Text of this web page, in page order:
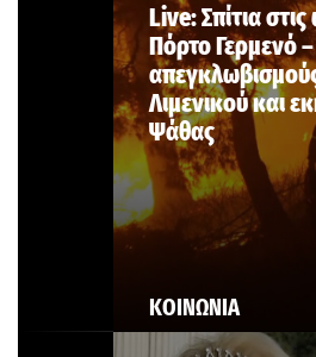
ΚΟΙΝΩΝΙΑ
Live: Σπίτια
Πόρτο Γερμενό
Λιμενικού και
Ψάθας